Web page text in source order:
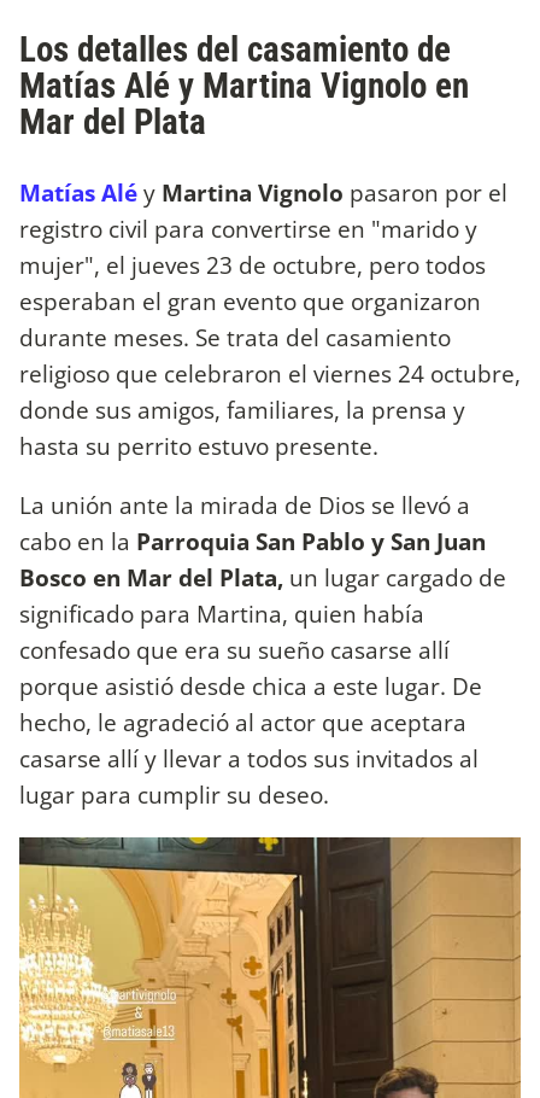
Los detalles del casamiento de
Matías Alé y Martina Vignolo en
Mar del Plata
Matías Aléy Martina Vignolo pasaron por el
registro civil para convertirse en "marido y
mujer", el jueves 23 de octubre, pero todos
esperaban el gran evento que organizaron
durante meses. Se trata del casamiento
religioso que celebraron el viernes 24 octubre,
donde sus amigos, familiares, la prensa y
hasta su perrito estuvo presente.
La unión ante la mirada de Dios se llevó a
cabo en la Parroquia San Pablo y San Juan
Bosco en Mar del Plata, un lugar cargado de
significado para Martina, quien había
confesado que era su sueño casarse allí
porque asistió desde chica a este lugar. De
hecho, le agradeció al actor que aceptara
casarse allí y llevar a todos sus invitados al
lugar para cumplir su deseo.